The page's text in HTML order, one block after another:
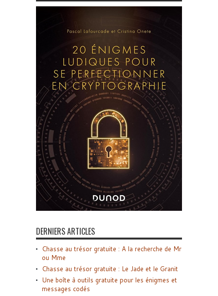
DERNIERS ARTICLES
Chasse au trésor gratuite : A la recherche de Mr
ou Mme
Chasse au trésor gratuite : Le Jade et le Granit
Une boîte à outils gratuite pour les énigmes et
messages codés